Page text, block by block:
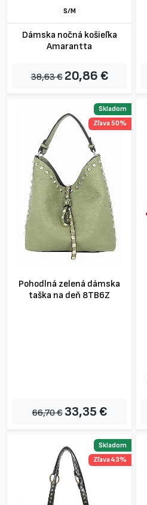
S/M
Dámska nočná košieľka
Amarantta
38,63 € 20,86 €
Pohodlná zelená dámska
taška na deň 8TB6Z
66,70 € 33,35 €
Skladom
Zľava 50%
Skladom
Zľava 43%